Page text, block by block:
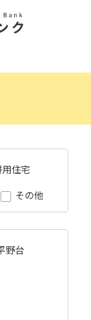
住宅
その他
野台